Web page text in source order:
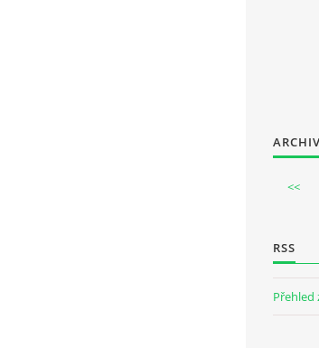
ARCHIV
<<
RSS
Přehled